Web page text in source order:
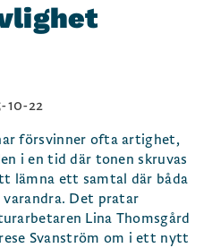
10-22
försvinner ofta artighet,
i en tid där tonen skruvas
lämna ett samtal där båda
Det pratar
Lina Thomsgård
Svanström om i ett nytt